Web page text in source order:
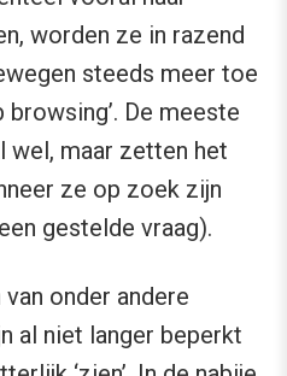
worden ze in razend
steeds meer toe
browsing’. De meeste
wel, maar zetten het
ze op zoek zijn
gestelde vraag).
onder andere
al niet langer beperkt